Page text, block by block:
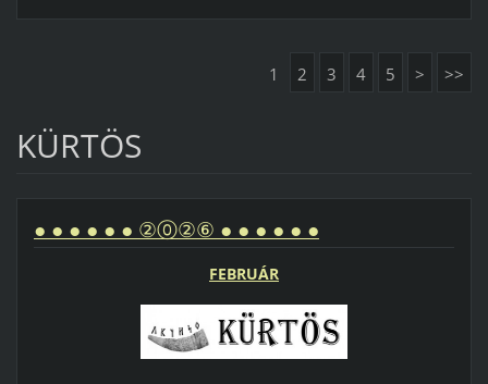
1 2 3 4 5 > >>
KÜRTÖS
● ● ● ● ● ● ②⓪②⑥ ● ● ● ● ● ●
FEBRUÁR